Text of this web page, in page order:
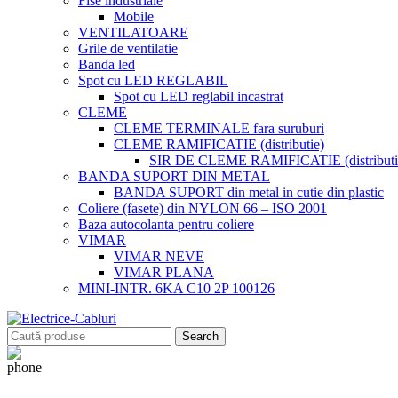
Mobile
VENTILATOARE
Grile de ventilatie
Banda led
Spot cu LED REGLABIL
Spot cu LED reglabil incastrat
CLEME
CLEME TERMINALE fara suruburi
CLEME RAMIFICATIE (distributie)
SIR DE CLEME RAMIFICATIE
BANDA SUPORT DIN METAL
BANDA SUPORT din metal in cutie din plastic
Coliere (fasete) din NYLON 66 – ISO 2001
Baza autocolanta pentru coliere
VIMAR
VIMAR NEVE
VIMAR PLANA
MINI-INTR. 6KA C10 2P 100126
Search